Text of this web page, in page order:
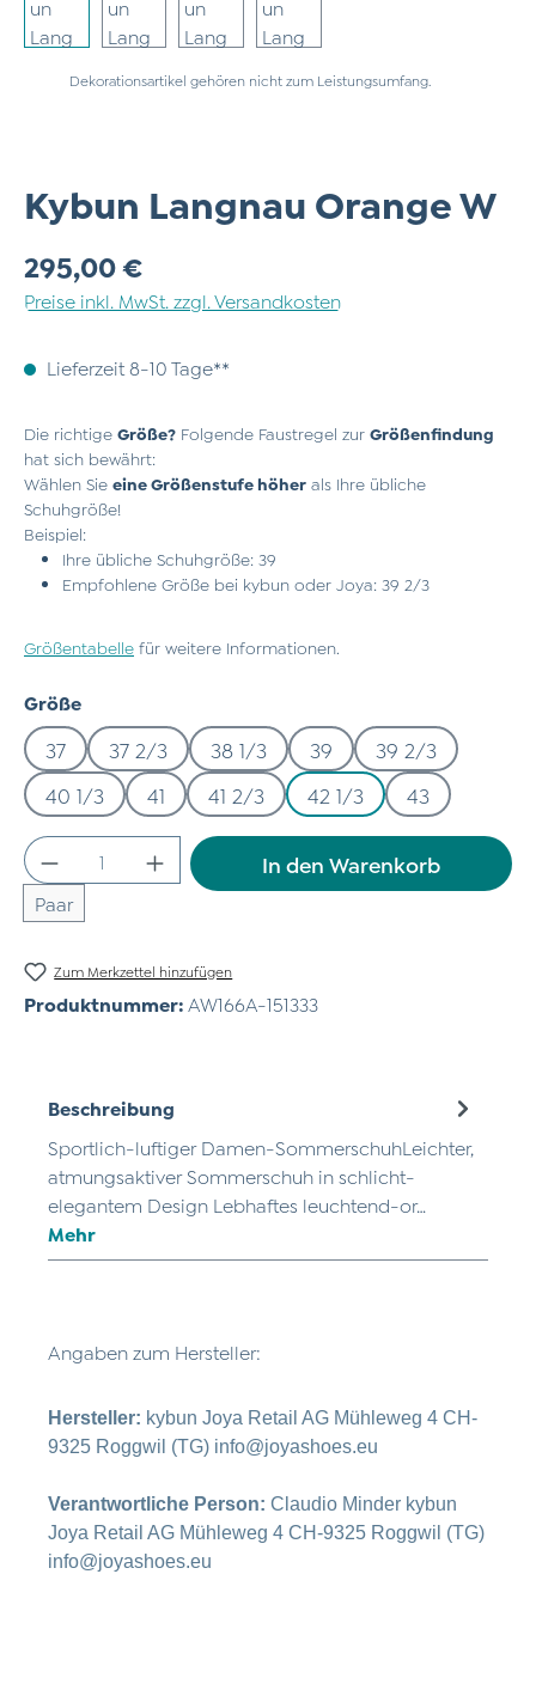
Dekorationsartikel gehören nicht zum Leistungsumfang.
Kybun Langnau Orange W
Regulärer Preis:
295,00 €
Preise inkl. MwSt. zzgl. Versandkosten
Lieferzeit 8-10 Tage**
Die richtige Größe? Folgende Faustregel zur Größenfindung
hat sich bewährt:
Wählen Sie eine Größenstufe höher als Ihre übliche
Schuhgröße!
Beispiel:
Ihre übliche Schuhgröße: 39
Empfohlene Größe bei kybun oder Joya: 39 2/3
Größentabelle für weitere Informationen.
Größeauswählen
37 37 2/3 38 1/3 39
39 2/3
40 1/3
41 41 2/3 42 1/3 43
Produkt Anzahl: Gib den gewünschten
Paar
In den Warenkorb
Zum Merkzettel hinzufügen
Produktnummer: AW166A-151333
Beschreibung
Sportlich-luftiger Damen-SommerschuhLeichter,
atmungsaktiver Sommerschuh in schlicht-
elegantem Design Lebhaftes leuchtend-or…
Mehr
Angaben zum Hersteller:
Hersteller: kybun Joya Retail AG Mühleweg 4 CH-
9325 Roggwil (TG) info@joyashoes.eu
Verantwortliche Person: Claudio Minder kybun
Joya Retail AG Mühleweg 4 CH-9325 Roggwil (TG)
info@joyashoes.eu